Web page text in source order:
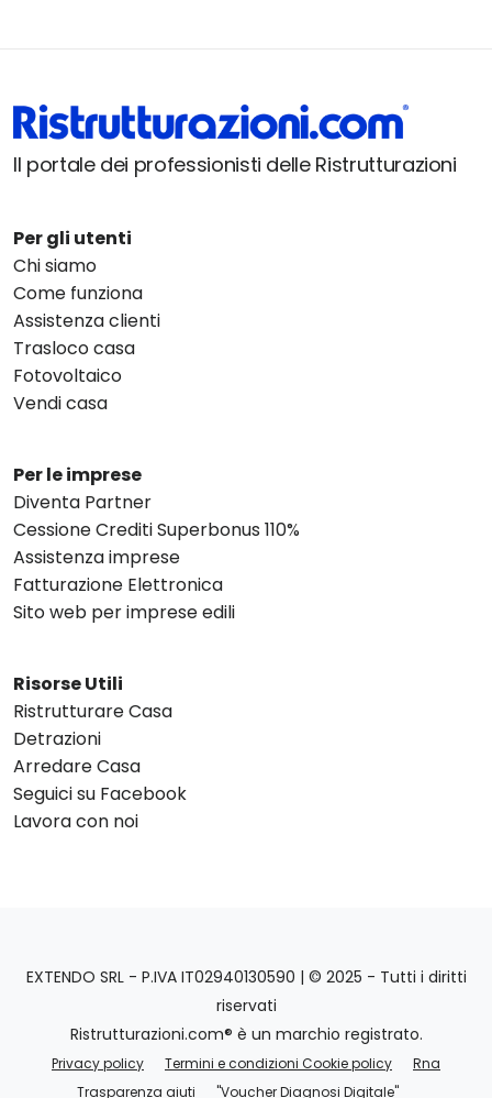
Il portale dei professionisti delle Ristrutturazioni
Per gli utenti
Chi siamo
Come funziona
Assistenza clienti
Trasloco casa
Fotovoltaico
Vendi casa
Per le imprese
Diventa Partner
Cessione Crediti Superbonus 110%
Assistenza imprese
Fatturazione Elettronica
Sito web per imprese edili
Risorse Utili
Ristrutturare Casa
Detrazioni
Arredare Casa
Seguici su Facebook
Lavora con noi
EXTENDO SRL - P.IVA IT02940130590 | © 2025 - Tutti i diritti
riservati
Ristrutturazioni.com® è un marchio registrato.
Privacy policy Termini e condizioni Cookie policy
Rna
Trasparenza aiuti
"Voucher Diagnosi Digitale"